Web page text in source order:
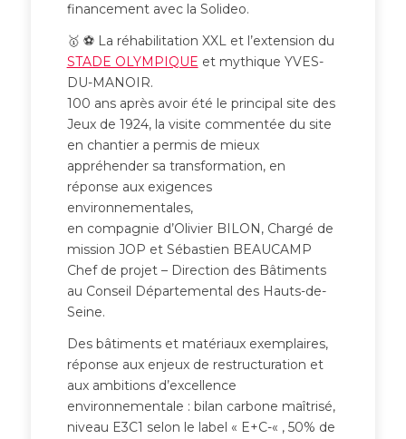
financement avec la Solideo.
🥇 ⚽ La réhabilitation XXL et l’extension du
STADE OLYMPIQUE et mythique YVES-
DU-MANOIR.
100 ans après avoir été le principal site des
Jeux de 1924, la visite commentée du site
en chantier a permis de mieux
appréhender sa transformation, en
réponse aux exigences
environnementales,
en compagnie d’Olivier BILON, Chargé de
mission JOP et Sébastien BEAUCAMP
Chef de projet – Direction des Bâtiments
au Conseil Départemental des Hauts-de-
Seine.
Des bâtiments et matériaux exemplaires,
réponse aux enjeux de restructuration et
aux ambitions d’excellence
environnementale : bilan carbone maîtrisé,
niveau E3C1 selon le label « E+C-« , 50% de